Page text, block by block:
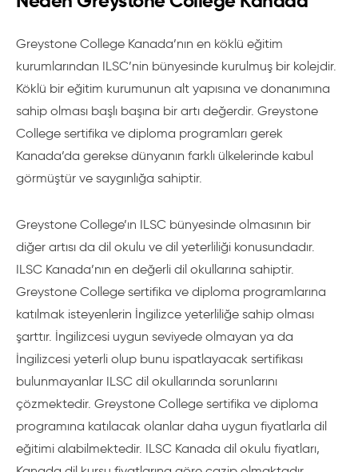
Greystone College Kanada’nın en köklü eğitim
kurumlarından ILSC’nin bünyesinde kurulmuş bir kolejdir.
Köklü bir eğitim kurumunun alt yapısına ve donanımına
sahip olması başlı başına bir artı değerdir. Greystone
College sertifika ve diploma programları gerek
Kanada’da gerekse dünyanın farklı ülkelerinde kabul
görmüştür ve saygınlığa sahiptir.
Greystone College’ın ILSC bünyesinde olmasının bir
diğer artısı da dil okulu ve dil yeterliliği konusundadır.
ILSC Kanada’nın en değerli dil okullarına sahiptir.
Greystone College sertifika ve diploma programlarına
katılmak isteyenlerin İngilizce yeterliliğe sahip olması
şarttır. İngilizcesi uygun seviyede olmayan ya da
İngilizcesi yeterli olup bunu ispatlayacak sertifikası
bulunmayanlar ILSC dil okullarında sorunlarını
çözmektedir. Greystone College sertifika ve diploma
programına katılacak olanlar daha uygun fiyatlarla dil
eğitimi alabilmektedir. ILSC Kanada dil okulu fiyatları,